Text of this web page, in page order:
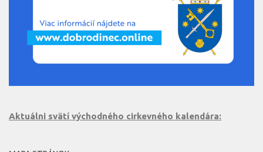
Aktuálni svätí východného cirkevného kalendára: